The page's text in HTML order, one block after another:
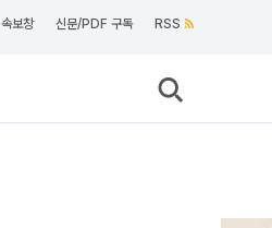
속보창 신문/PDF 구독 RSS